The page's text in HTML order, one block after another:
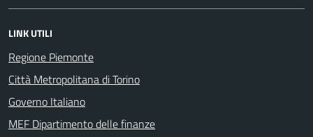
LINK UTILI
Regione Piemonte
Città Metropolitana di Torino
Governo Italiano
MEF Dipartimento delle finanze